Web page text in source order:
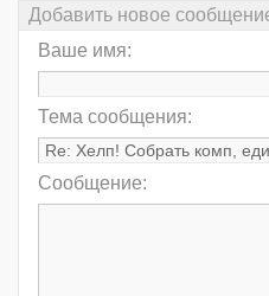
Добавить новое
Ваше имя:
Тема сообщения:
Сообщение: